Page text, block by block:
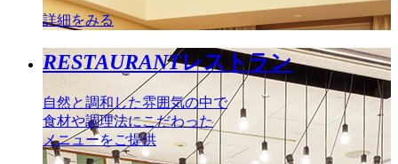
詳細をみる
RESTAURANTレストラン
自然と調和した雰囲気の中で
食材や調理法にこだわった
メニューをご提供